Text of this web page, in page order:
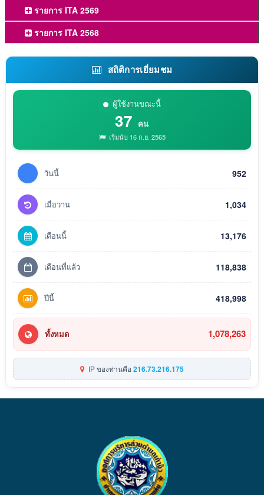
รายการ ITA 2569
รายการ ITA 2568
สถิติการเยี่ยมชม
ผู้ใช้งานขณะนี้
37 คน
เริ่มนับ 16 ก.ย. 2565
วันนี้ 952
เมื่อวาน 1,034
เดือนนี้ 13,176
เดือนที่แล้ว 118,838
ปีนี้ 418,998
ทั้งหมด 1,078,263
IP ของท่านคือ216.73.216.175